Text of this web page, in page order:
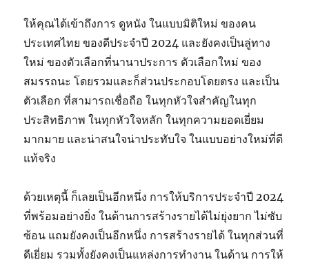
ให้คุณได้เข้าถึงการ ดูหนัง ในแบบมิติใหม่ ของคน
ประเทศไทย ของดีประจำปี 2024 และยังคงเป็นลู่ทาง
ใหม่ ของตัวเลือกที่นานาประการ ตัวเลือกใหม่ ของ
สมรรถนะ โดยรวมและก็ส่วนประกอบโดยตรง และเป็น
ตัวเลือก ที่สามารถเชื่อถือ ในทุกหัวใจสำคัญในทุก
ประสิทธิภาพ ในทุกหัวใจหลัก ในทุกความยอดเยี่ยม
มากมาย และน่าสนใจน่าประทับใจ ในแบบอย่างใหม่ที่ดี
แท้จริง
ด้วยเหตุนี้ ก็เลยเป็นอีกหนึ่ง การให้บริการประจำปี 2024
ที่พร้อมอย่างยิ่ง ในด้านการสร้างรายได้ไม่ยุ่งยาก ไม่ซับ
ซ้อน แถมยังคงเป็นอีกหนึ่ง การสร้างรายได้ ในทุกส่วนที่
ดีเยี่ยม รวมทั้งยังคงเป็นแหล่งการทำงาน ในด้าน การให้